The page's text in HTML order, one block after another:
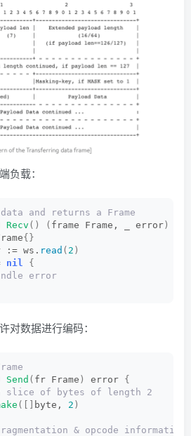
负载：
and returns a Frame
Recv () ( frame Frame, _ error )
{}
:= ws.
read ( 2 )
nil
{
error
对数据进行编码：
Send ( fr Frame ) error {
slice of bytes of length 2
([] byte, 2 )
& opcode